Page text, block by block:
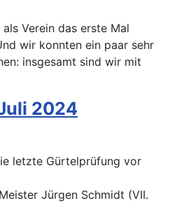
Verein das erste Mal
wir konnten ein paar sehr
insgesamt sind wir mit
2024
letzte Gürtelprüfung vor
Jürgen Schmidt (VII.